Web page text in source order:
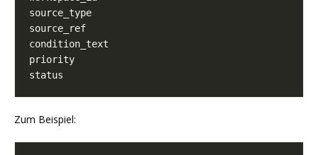
Zum Beispiel: